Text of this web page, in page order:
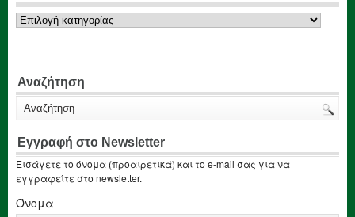
Κατηγορίες
Αναζήτηση
Εγγραφή στο Newsletter
Εισάγετε το όνομα (προαιρετικά) και το e-mail σας για να
εγγραφείτε στο newsletter.
Όνομα